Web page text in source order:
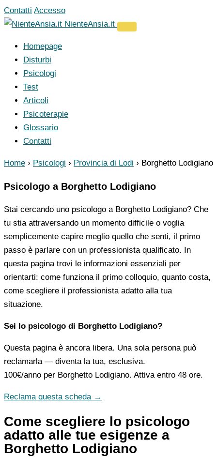
Vai
al
Contatti Accesso
NienteAnsia.it
Homepage
Disturbi
Psicologi
Test
Articoli
Psicoterapie
Glossario
Contatti
Home › Psicologi › Provincia di Lodi › Borghetto Lodigiano
Psicologo a Borghetto Lodigiano
Stai cercando uno psicologo a Borghetto Lodigiano? Che
tu stia attraversando un momento difficile o voglia
semplicemente capire meglio quello che senti, il primo
passo è parlare con un professionista qualificato. In
questa pagina trovi le informazioni essenziali per
orientarti: come funziona il primo colloquio, quanto costa,
come scegliere il professionista adatto alla tua
situazione.
Sei lo psicologo di Borghetto Lodigiano?
Questa pagina è ancora libera. Una sola persona può
reclamarla — diventa la tua, esclusiva.
100€/anno per Borghetto Lodigiano. Attiva entro 48 ore.
Reclama questa scheda →
Come scegliere lo psicologo
adatto alle tue esigenze a
Borghetto Lodigiano